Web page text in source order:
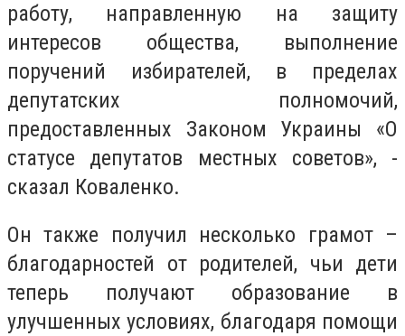
работу, направленную на защиту
интересов общества, выполнение
поручений избирателей, в пределах
депутатских полномочий,
предоставленных Законом Украины «О
статусе депутатов местных советов», -
сказал Коваленко.
Он также получил несколько грамот –
благодарностей от родителей, чьи дети
теперь получают образование в
улучшенных условиях, благодаря помощи